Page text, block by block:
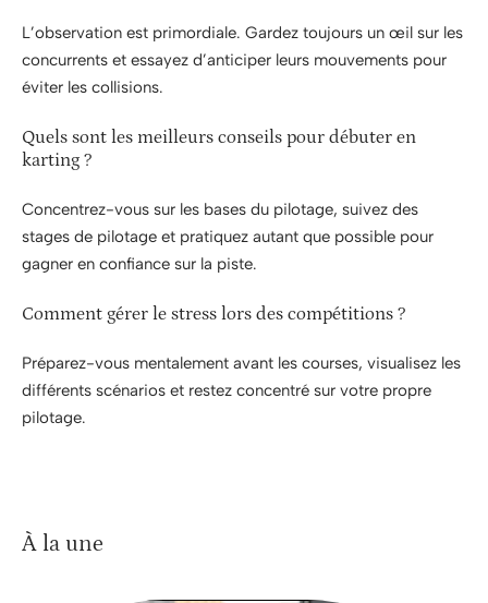
L’observation est primordiale. Gardez toujours un œil sur les
concurrents et essayez d’anticiper leurs mouvements pour
éviter les collisions.
Quels sont les meilleurs conseils pour débuter en
karting ?
Concentrez-vous sur les bases du pilotage, suivez des
stages de pilotage et pratiquez autant que possible pour
gagner en confiance sur la piste.
Comment gérer le stress lors des compétitions ?
Préparez-vous mentalement avant les courses, visualisez les
différents scénarios et restez concentré sur votre propre
pilotage.
À la une